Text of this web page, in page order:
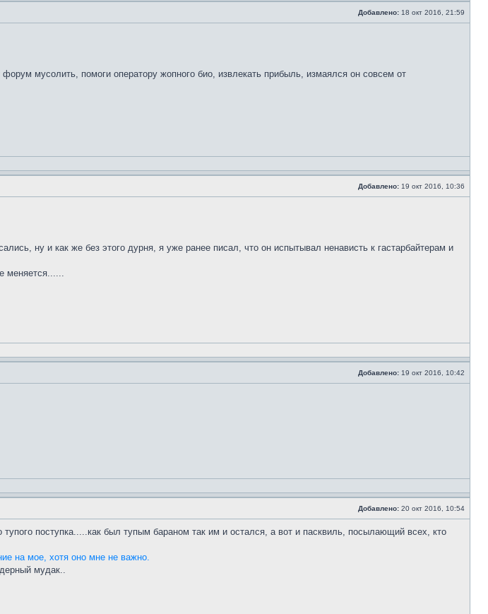
Добавлено: 18 окт 2016, 21:59
форум мусолить, помоги оператору жопного био, извлекать прибыль, измаялся он совсем от
Добавлено: 19 окт 2016, 10:36
ну и как же без этого дурня, я уже ранее писал, что он испытывал ненависть к гастарбайтерам и
меняется......
Добавлено: 19 окт 2016, 10:42
Добавлено: 20 окт 2016, 10:54
поступка.....как был тупым бараном так им и остался, а вот и пасквиль, посылающий всех, кто
на мое, хотя оно мне не важно.
мудак..